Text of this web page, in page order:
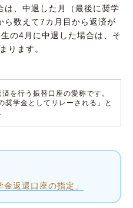
は、中退した月（最後に奨学
ら数えて7カ月目から返済が
の4月に中退した場合は、そ
ります。
を行う振替口座の愛称です。
奨学金としてリレーされる」と
。
返還口座の指定」